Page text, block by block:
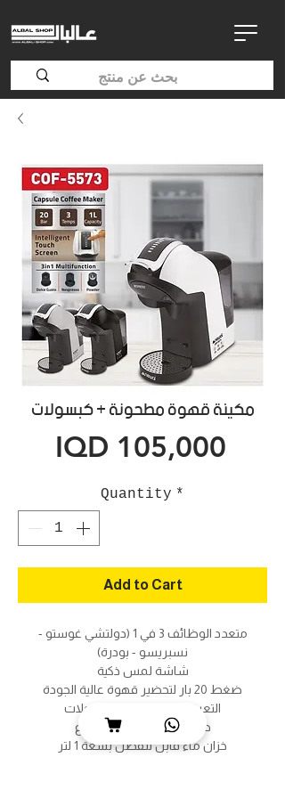
مكينة قهوة مطحونة + كبسولات
IQD 105,000Price
Quantity *
Add to Cart
متعدد الوظائف 3 في 1 (دولتشي غوستو -
نسبريسو - بودرة)
شاشة لمس ذكية
ضغط 20 بار لتحضير قهوة عالية الجودة
التعرف التلقائي على الكبسولات
صينية قابلة لتعديل الارتفاع
خزان ماء قابل للفصل بسعة 1 لتر